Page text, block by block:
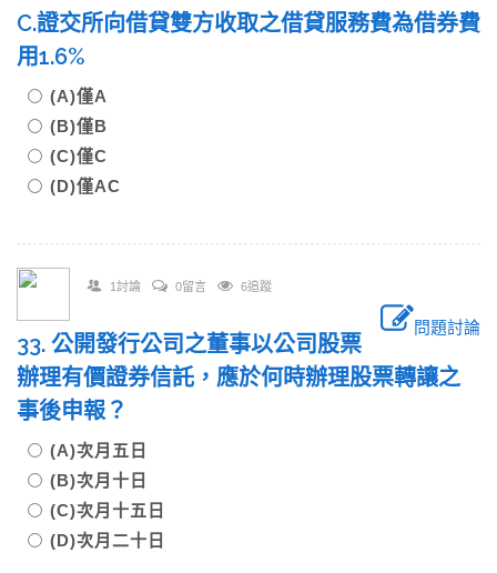
C.證交所向借貸雙方收取之借貸服務費為借券費
用1.6%
(A)僅A
(B)僅B
(C)僅C
(D)僅AC
1討論 0留言 6追蹤
問題討論
33. 公開發行公司之董事以公司股票
辦理有價證券信託，應於何時辦理股票轉讓之
事後申報？
(A)次月五日
(B)次月十日
(C)次月十五日
(D)次月二十日